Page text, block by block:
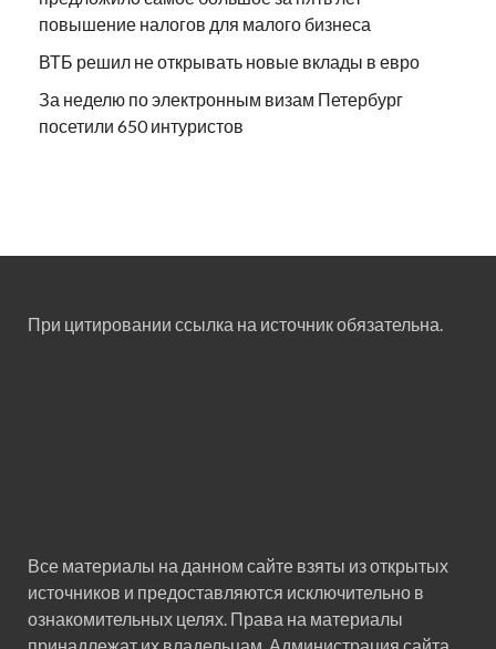
повышение налогов для малого бизнеса
ВТБ решил не открывать новые вклады в евро
За неделю по электронным визам Петербург
посетили 650 интуристов
При цитировании ссылка на источник обязательна.
Все материалы на данном сайте взяты из открытых
источников и предоставляются исключительно в
ознакомительных целях. Права на материалы